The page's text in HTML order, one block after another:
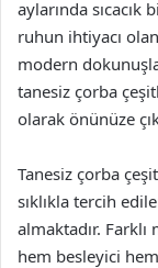
aylarında
ruhun ihtiyacı
modern
tanesiz çorba
olarak önünüze
Tanesiz çorba
sıklıkla tercih
almaktadır.
hem besleyici